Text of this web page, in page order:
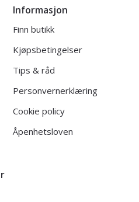
Informasjon
Finn butikk
Kjøpsbetingelser
Tips & råd
Personvernerklæring
Cookie policy
Åpenhetsloven